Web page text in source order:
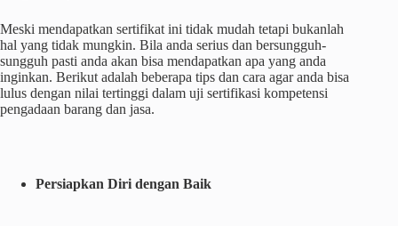
Meski mendapatkan sertifikat ini tidak mudah tetapi bukanlah
hal yang tidak mungkin. Bila anda serius dan bersungguh-
sungguh pasti anda akan bisa mendapatkan apa yang anda
inginkan. Berikut adalah beberapa tips dan cara agar anda bisa
lulus dengan nilai tertinggi dalam uji sertifikasi kompetensi
pengadaan barang dan jasa.
Persiapkan Diri dengan Baik